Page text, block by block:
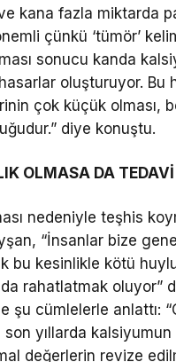
kana fazla miktarda
çünkü ‘tümör’
sonucu kanda
oluşturuyor. Bu
çok küçük olması,
diye konuştu.
OLMASA DA
nedeniyle teşhis
“İnsanlar bize
bu kesinlikle kötü
rahatlatmak oluyor”
şu cümlelerle anlattı:
yıllarda kalsiyumun
değerlerin revize